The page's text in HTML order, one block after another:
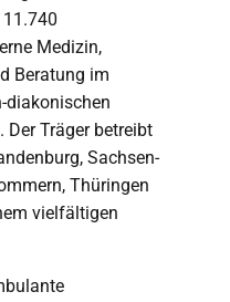
Medizin,
Beratung im
diakonischen
Der Träger betreibt
Sachsen-
Thüringen
vielfältigen